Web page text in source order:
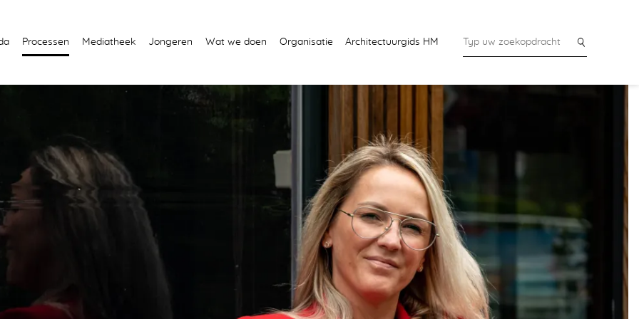
Processen Mediatheek Jongeren Wat we doen Organisatie Architectuurgids HM